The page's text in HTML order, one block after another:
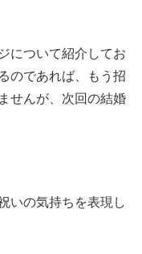
について紹介してお
のであれば、もう招
せんが、次回の結婚
いの気持ちを表現し